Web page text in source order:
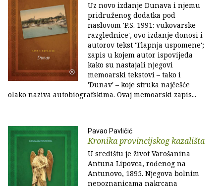
Uz novo izdanje Dunava i njemu
pridruženog dodatka pod
naslovom 'P.S. 1991: vukovarske
razglednice', ovo izdanje donosi i
autorov tekst 'Tlapnja uspomene';
zapis u kojem autor ispovijeda
kako su nastajali njegovi
memoarski tekstovi – tako i
'Dunav' – koje struka najčešće
olako naziva autobiografskima. Ovaj memoarski zapis...
Pavao Pavličić
Kronika provincijskog kazališta
U središtu je život Varošanina
Antuna Lipovca, rođenog na
Antunovo, 1895. Njegova bolnim
nepoznanicama nakrcana